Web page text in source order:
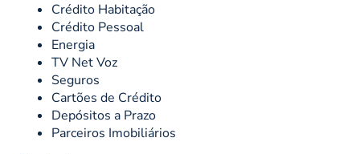
Crédito Habitação
Crédito Pessoal
Energia
TV Net Voz
Seguros
Cartões de Crédito
Depósitos a Prazo
Parceiros Imobiliários